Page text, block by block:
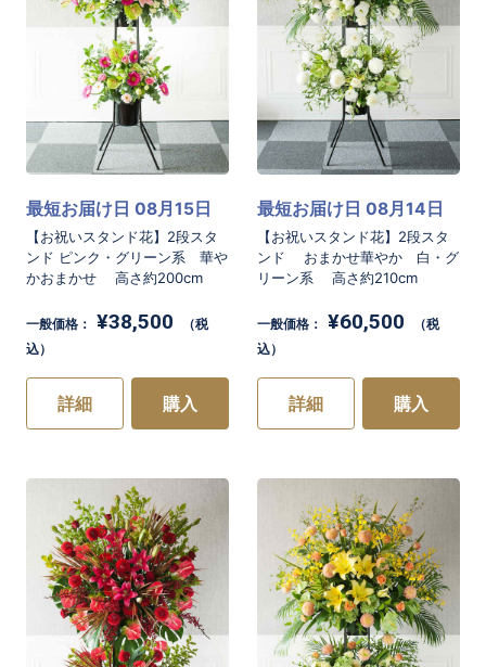
【お祝いスタンド花】2段スタ
ンド ピンク・グリーン系 華や
かおまかせ 高さ約200cm
最短お届け日 08月15日
一般価格： ¥38,500
（税
込）
詳細 購入
【お祝いスタンド花】2段スタ
ンド おまかせ華やか 白・グ
リーン系 高さ約210cm
最短お届け日 08月14日
一般価格： ¥60,500
（税
込）
詳細 購入
お買い物を続ける カートへ進む
お買い物を続ける カートへ進む